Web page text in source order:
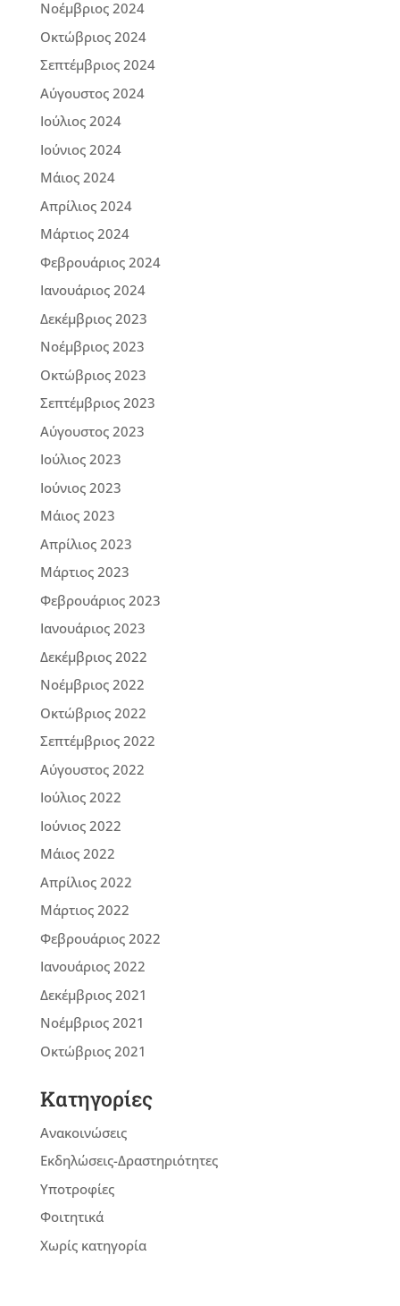
Νοέμβριος 2024
Οκτώβριος 2024
Σεπτέμβριος 2024
Αύγουστος 2024
Ιούλιος 2024
Ιούνιος 2024
Μάιος 2024
Απρίλιος 2024
Μάρτιος 2024
Φεβρουάριος 2024
Ιανουάριος 2024
Δεκέμβριος 2023
Νοέμβριος 2023
Οκτώβριος 2023
Σεπτέμβριος 2023
Αύγουστος 2023
Ιούλιος 2023
Ιούνιος 2023
Μάιος 2023
Απρίλιος 2023
Μάρτιος 2023
Φεβρουάριος 2023
Ιανουάριος 2023
Δεκέμβριος 2022
Νοέμβριος 2022
Οκτώβριος 2022
Σεπτέμβριος 2022
Αύγουστος 2022
Ιούλιος 2022
Ιούνιος 2022
Μάιος 2022
Απρίλιος 2022
Μάρτιος 2022
Φεβρουάριος 2022
Ιανουάριος 2022
Δεκέμβριος 2021
Νοέμβριος 2021
Οκτώβριος 2021
Kατηγορίες
Ανακοινώσεις
Εκδηλώσεις-Δραστηριότητες
Υποτροφίες
Φοιτητικά
Χωρίς κατηγορία